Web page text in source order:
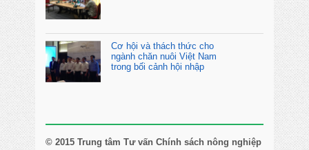
Cơ hội và thách thức cho
ngành chăn nuôi Việt Nam
trong bối cảnh hội nhập
© 2015 Trung tâm Tư vấn Chính sách nông nghiệp